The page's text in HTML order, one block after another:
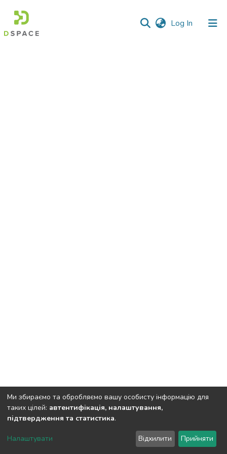
Log In (current)
DSpace software copyright © 2002-2026 LYRASIS
Send Feedback
Ми збираємо та обробляємо вашу особисту інформацію для
таких цілей: автентифікація, налаштування,
підтвердження та статистика.
Налаштувати Відхилити Прийняти